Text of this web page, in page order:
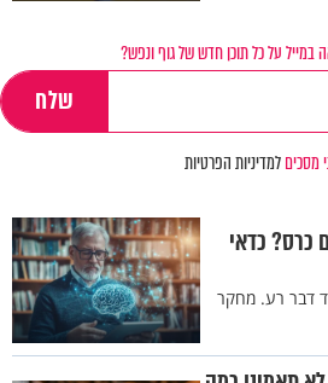
במייל על כל תוכן חדש של גוף ונפש?
מסכיםלמדיניות הפרטיות
כרס? כדאי
דבר רע. מחקר